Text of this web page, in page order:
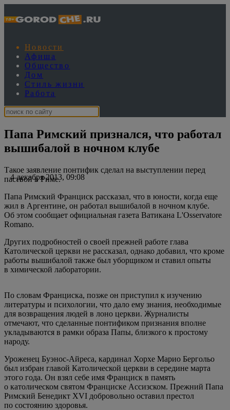
Новости
Афиша
Общество
Дом
Стиль жизни
Работа
Папа Римский признался, что работал
вышибалой в ночном клубе
4 декабря 2013, 09:08
Такое заявление понтифик сделал на выступлении перед
паствой в Риме.
Папа Римский Франциск рассказал, что в юности, когда еще
жил в Аргентине, он работал вышибалой в ночном клубе.
Об этом сообщает официальная газета Ватикана L'Osservatore
Romano.
Других подробностей о своей прежней работе глава
Католической церкви не рассказал, однако добавил, что кроме
работы вышибалой также был уборщиком и ставил опыты
в химической лаборатории.
По словам Франциска, позже он приступил к изучению
литературы и психологии, что дало ему знания, необходимые
для возвращения людей в лоно церкви. Журналисты
отмечают, что сделанные понтификом признания вполне
укладываются в рамки образа Папы, близкого к простому
народу.
Уроженец Буэнос-Айреса, кардинал Хорхе Марио Бергольо
был избран главой Католической церкви в середине марта
этого года. Он взял себе имя Франциск в память
о католическом святом Франциске Ассизском. Прежний Папа
Римский Бенедикт XVI добровольно оставил престол
по состоянию здоровья.